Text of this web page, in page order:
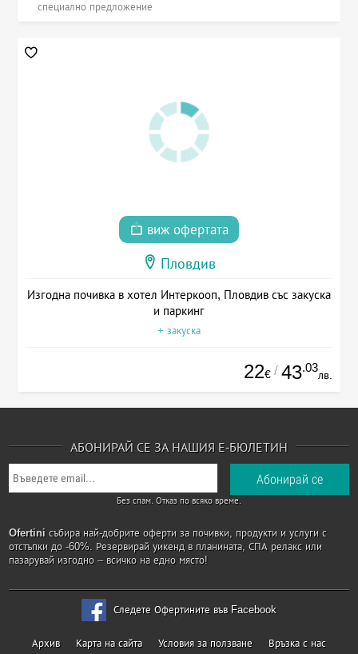
специално предложение
виж офертата
Пловдив
Изгодна почивка в хотел Интеркооп, Пловдив със закуска
и паркинг
+ закуска
22€ / 43.03
лв.
АБОНИРАЙ СЕ ЗА НАШИЯ Е-БЮЛЕТИН
Без спам. Отказ по всяко време.
Ofertini събира най-добрите оферти за почивки, продукти и услуги с
отстъпки до -60%. Резервирай уикенд в планината, СПА релакс или
пазарувай изгодно – всичко на едно място!
Следете Офертините във Facebook
Архив Карта на сайта Условия за ползване Връзка с нас